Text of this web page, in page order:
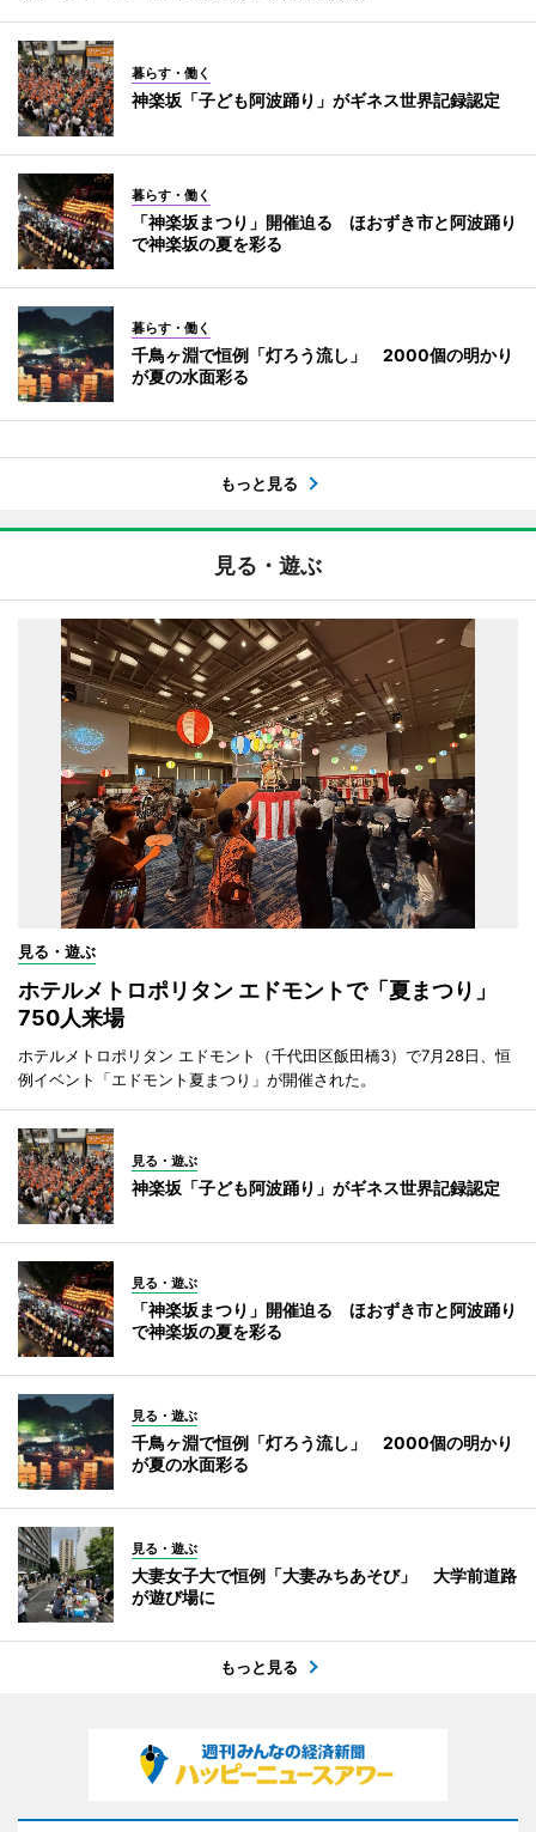
暮らす・働く
神楽坂「子ども阿波踊り」がギネス世界記録認定
暮らす・働く
「神楽坂まつり」開催迫る ほおずき市と阿波踊り
で神楽坂の夏を彩る
暮らす・働く
千鳥ヶ淵で恒例「灯ろう流し」 2000個の明かり
が夏の水面彩る
もっと見る
見る・遊ぶ
見る・遊ぶ
ホテルメトロポリタン エドモントで「夏まつり」
750人来場
ホテルメトロポリタン エドモント（千代田区飯田橋3）で7月28日、恒
例イベント「エドモント夏まつり」が開催された。
見る・遊ぶ
神楽坂「子ども阿波踊り」がギネス世界記録認定
見る・遊ぶ
「神楽坂まつり」開催迫る ほおずき市と阿波踊り
で神楽坂の夏を彩る
見る・遊ぶ
千鳥ヶ淵で恒例「灯ろう流し」 2000個の明かり
が夏の水面彩る
見る・遊ぶ
大妻女子大で恒例「大妻みちあそび」 大学前道路
が遊び場に
もっと見る